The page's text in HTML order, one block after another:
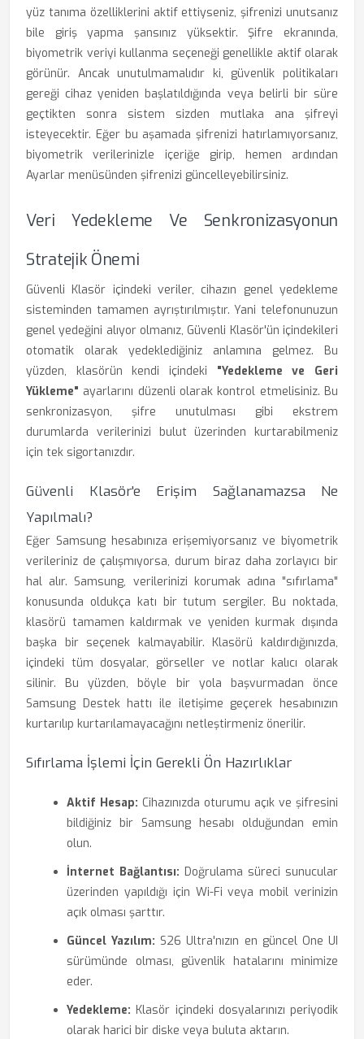
yüz tanıma özelliklerini aktif ettiyseniz, şifrenizi unutsanız
bile giriş yapma şansınız yüksektir. Şifre ekranında,
biyometrik veriyi kullanma seçeneği genellikle aktif olarak
görünür. Ancak unutulmamalıdır ki, güvenlik politikaları
gereği cihaz yeniden başlatıldığında veya belirli bir süre
geçtikten sonra sistem sizden mutlaka ana şifreyi
isteyecektir. Eğer bu aşamada şifrenizi hatırlamıyorsanız,
biyometrik verilerinizle içeriğe girip, hemen ardından
Ayarlar menüsünden şifrenizi güncelleyebilirsiniz.
Veri Yedekleme Ve Senkronizasyonun
Stratejik Önemi
Güvenli Klasör içindeki veriler, cihazın genel yedekleme
sisteminden tamamen ayrıştırılmıştır. Yani telefonunuzun
genel yedeğini alıyor olmanız, Güvenli Klasör'ün içindekileri
otomatik olarak yedeklediğiniz anlamına gelmez. Bu
yüzden, klasörün kendi içindeki "Yedekleme ve Geri
Yükleme" ayarlarını düzenli olarak kontrol etmelisiniz. Bu
senkronizasyon, şifre unutulması gibi ekstrem
durumlarda verilerinizi bulut üzerinden kurtarabilmeniz
için tek sigortanızdır.
Güvenli Klasör'e Erişim Sağlanamazsa Ne
Yapılmalı?
Eğer Samsung hesabınıza erişemiyorsanız ve biyometrik
verileriniz de çalışmıyorsa, durum biraz daha zorlayıcı bir
hal alır. Samsung, verilerinizi korumak adına "sıfırlama"
konusunda oldukça katı bir tutum sergiler. Bu noktada,
klasörü tamamen kaldırmak ve yeniden kurmak dışında
başka bir seçenek kalmayabilir. Klasörü kaldırdığınızda,
içindeki tüm dosyalar, görseller ve notlar kalıcı olarak
silinir. Bu yüzden, böyle bir yola başvurmadan önce
Samsung Destek hattı ile iletişime geçerek hesabınızın
kurtarılıp kurtarılamayacağını netleştirmeniz önerilir.
Sıfırlama İşlemi İçin Gerekli Ön Hazırlıklar
Aktif Hesap: Cihazınızda oturumu açık ve şifresini
bildiğiniz bir Samsung hesabı olduğundan emin
olun.
İnternet Bağlantısı: Doğrulama süreci sunucular
üzerinden yapıldığı için Wi-Fi veya mobil verinizin
açık olması şarttır.
Güncel Yazılım: S26 Ultra'nızın en güncel One UI
sürümünde olması, güvenlik hatalarını minimize
eder.
Yedekleme: Klasör içindeki dosyalarınızı periyodik
olarak harici bir diske veya buluta aktarın.